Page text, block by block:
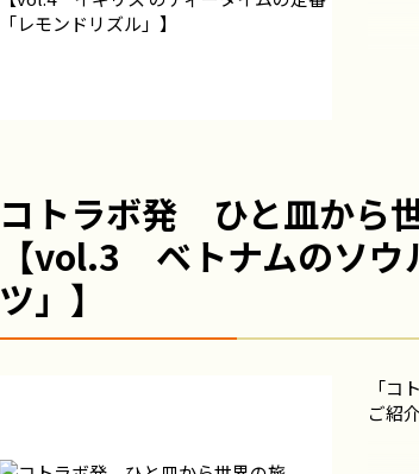
コトラボ発 ひと皿から
【vol.3 ベトナムのソ
ツ」】
「コ
ご紹